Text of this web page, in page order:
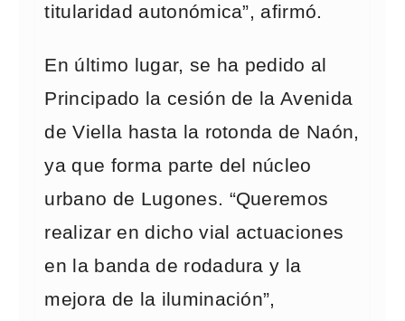
titularidad autonómica”, afirmó.
En último lugar, se ha pedido al
Principado la cesión de la Avenida
de Viella hasta la rotonda de Naón,
ya que forma parte del núcleo
urbano de Lugones. “Queremos
realizar en dicho vial actuaciones
en la banda de rodadura y la
mejora de la iluminación”,